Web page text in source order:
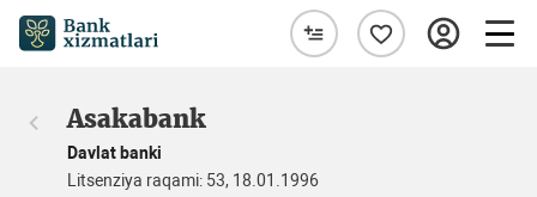
Asakabank
Davlat banki
Litsenziya raqami: 53, 18.01.1996